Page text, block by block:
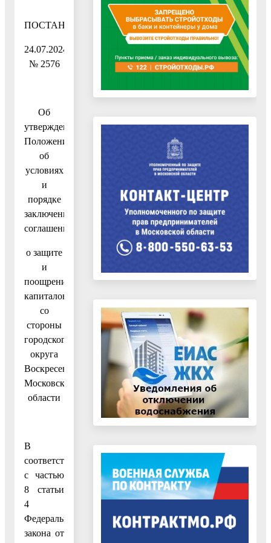
ПОСТАНОВЛЕНИЕ
24.07.2024
№ 2576
Об
утверждении
Положения
об
условиях
и
порядке
заключения
соглашений
о защите
и
поощрении
капиталовложений
со
стороны
городского
округа
Воскресенск
Московской
области
В
соответствии
с частью
8 статьи
4
Федерального
закона от